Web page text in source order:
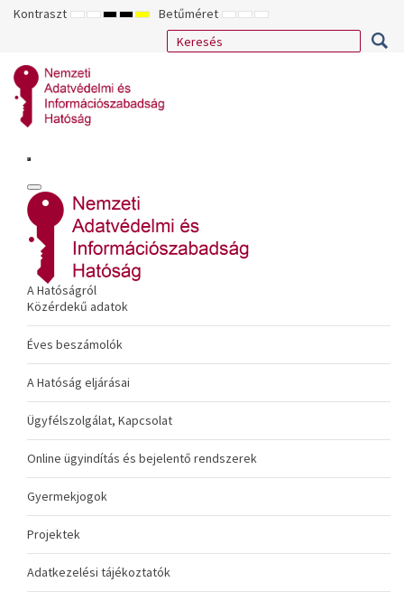
Kontraszt ALAPÉRTELMEZETT
ÉJSZAKAI
NAGY
KONTRASZTÚ
NAGY
KONTRASZTÚ
NAGY
KONTRASZTÚ
SÁRGA
FEKETE
Betűméret KISEBB
BETŰTÍPUS
ALAPÉRTELMEZETT
BETŰMÉRET
NAGYOBB
BETŰMÉRET
A Hatóságról
Közérdekű adatok
Éves beszámolók
A Hatóság eljárásai
Ügyfélszolgálat, Kapcsolat
Online ügyindítás és bejelentő rendszerek
Gyermekjogok
Projektek
Adatkezelési tájékoztatók